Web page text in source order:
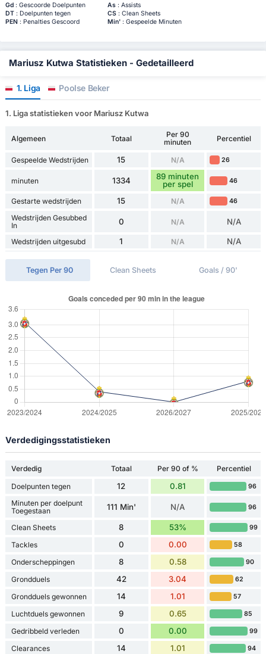
Gd: Gescoorde Doelpunten As: Assists
DT: Doelpunten tegen CS: Clean Sheets
PEN: Penalties Gescoord Min': Gespeelde Minuten
Mariusz Kutwa Statistieken - Gedetailleerd
1. Liga Poolse Beker
1. Liga statistieken voor Mariusz Kutwa
Algemeen Totaal
Per 90
minuten
Percentiel
Gespeelde Wedstrijden 15 N/A 26
minuten 1334
89 minuten
per spel
46
Gestarte wedstrijden 15 N/A 46
Wedstrijden Gesubbed
In
0 N/A N/A
Wedstrijden uitgesubd 1 N/A N/A
Tegen Per 90 Clean Sheets Goals / 90'
Verdedigingsstatistieken
Verdedig Totaal Per 90 of %
Percentiel
Doelpunten tegen
12 0.81 96
Minuten per doelpunt
Toegestaan
111 Min' N/A 96
Clean Sheets 8 53% 99
Tackles 0 0.00 58
Onderscheppingen 8 0.58 90
Grondduels 42 3.04 62
Grondduels gewonnen 14 1.01 57
Luchtduels gewonnen 9 0.65 85
Gedribbeld verleden 0 0.00 99
Clearances 14 1.01 94